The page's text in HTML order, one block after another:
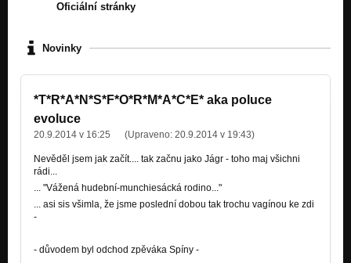
Nezařazeno
Oficiální stránky
Novinky
*T*R*A*N*S*F*O*R*M*A*C*E* aka poluce
evoluce
20.9.2014 v 16:25 (Upraveno: 20.9.2014 v 19:43)
Nevěděl jsem jak začít.... tak začnu jako Jágr - toho maj všichni
rádi...
... "Vážená hudební-munchiesácká rodino..."
... asi sis všimla, že jsme poslední dobou tak trochu vagínou ke zdi
-
- důvodem byl odchod zpěváka Spíny -